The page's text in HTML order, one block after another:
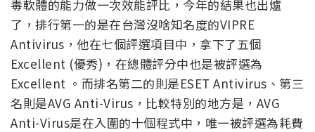
毒軟體的能力做一次效能評比，今年的結果也出爐
了，排行第一的是在台灣沒啥知名度的VIPRE
Antivirus，他在七個評選項目中，拿下了五個
Excellent (優秀)，在總體評分中也是被評選為
Excellent 。而排名第二的則是ESET Antivirus、第三
名則是AVG Anti-Virus，比較特別的地方是，AVG
Anti-Virus是在入圍的十個程式中，唯一被評選為耗費